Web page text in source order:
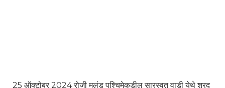
25 ऑक्टोबर 2024 रोजी मुलुंड पश्चिमेकडील सारस्वत वाडी येथे शरद